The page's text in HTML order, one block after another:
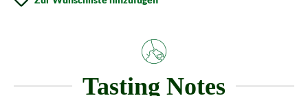
Tasting Notes